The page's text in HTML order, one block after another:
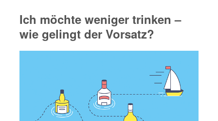
Ich möchte weniger trinken –
wie gelingt der Vorsatz?